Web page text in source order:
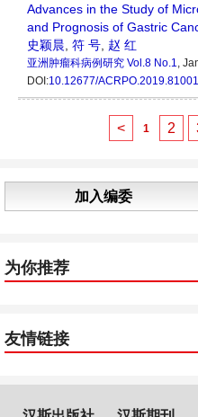
Advances in the Study of
and Prognosis of Gastric
史颖晨 符 号 赵 红
亚洲肿瘤科病例研究 Vol.8 No.1 ,
DOI:10.12677/ACRPO.2019.81001
< 1 2
加入编委
为你推荐
友情链接